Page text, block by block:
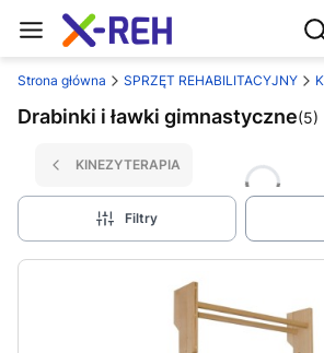
Strona główna SPRZĘT REHABILITACYJNY
Drabinki i ławki gimnastyczne(5)
KINEZYTERAPIA
Filtry